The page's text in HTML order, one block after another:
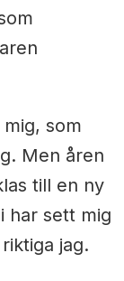
som
Men åren
till en ny
har sett mig
jag.